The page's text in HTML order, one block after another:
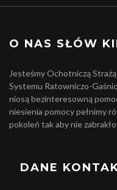
O NAS SŁÓW
Jesteśmy Ochotniczą
Systemu Ratowniczo-
niosą bezinteresowną
niesienia pomocy pełnimy
pokoleń tak aby nie
DANE